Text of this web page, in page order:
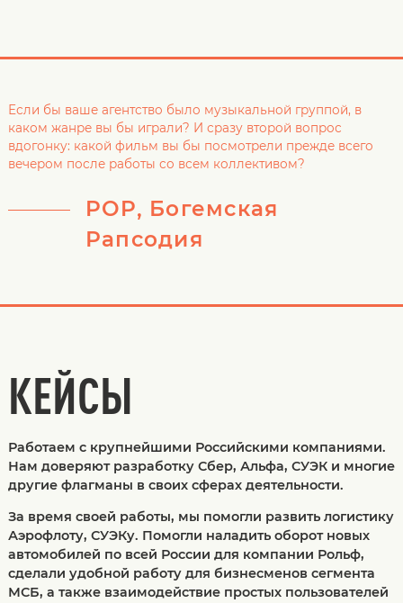
Если бы ваше агентство было музыкальной группой, в
каком жанре вы бы играли? И сразу второй вопрос
вдогонку: какой фильм вы бы посмотрели прежде всего
вечером после работы со всем коллективом?
POP, Богемская
Рапсодия
КЕЙСЫ
Работаем с крупнейшими Российскими компаниями.
Нам доверяют разработку Сбер, Альфа, СУЭК и многие
другие флагманы в своих сферах деятельности.
За время своей работы, мы помогли развить логистику
Аэрофлоту, СУЭКу. Помогли наладить оборот новых
автомобилей по всей России для компании Рольф,
сделали удобной работу для бизнесменов сегмента
МСБ, а также взаимодействие простых пользователей